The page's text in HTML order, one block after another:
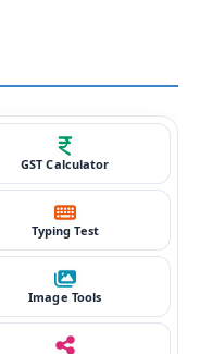
GST Calculator
Typing Test
Image Tools